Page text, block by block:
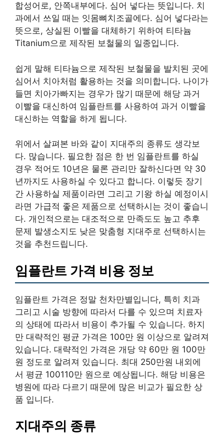
합성어로, 안쪽내부에다. 심어 넣다는 뜻입니다. 치
과에서 쓰일 때는 잇몸뼈치조골에다. 심어 넣다라는
뜻으로, 상실된 이빨을 대체하기 위하여 티타늄
Titanium으로 제작된 보철물의 일종입니다.
쉽게 말해 티타늄으로 제작된 보철물을 발치된 곳에
심어서 치아처럼 활용하는 것을 의미합니다. 나이가
들면 치아가빠지는 경우가 많기 때문에 해당 과거
이빨을 대신하여 임플란트를 사용하여 과거 이빨을
대신하는 역할을 하게 됩니다.
위에서 살펴본 바와 같이 지대주의 종류도 생각보
다. 많습니다. 필요한 점은 한 번 임플란트를 하실
경우 적어도 10년은 물론 관리만 잘하신다면 약 30
년까지도 사용하실 수 있다고 합니다. 이렇듯 장기
간 사용하실 제품이라면 그리고 기왕 하실 예정이시
라면 가급적 좋은 제품으로 선택하시는 것이 좋습니
다. 개인적으로는 대조적으로 만족도도 높고 추후
문제 발생소지도 낮은 맞춤형 지대주로 선택하시는
것을 추천드립니다.
임플란트 가격 비용 정보
임플란트 가격은 정말 천차만별입니다, 특히 치과
그리고 시술 방향에 따라서 다를 수 있으며 치료자
의 상태에 따라서 비용이 추가될 수 있습니다. 하지
만 대략적인 평균 가격은 100만 원 이상으로 알려져
있습니다. 대략적인 가격은 개당 약 60만 원 100만
원 정도로 알려져 있습니다. 최대 250만원 내외에
서 평균 100110만 원으로 예상됩니다. 해당 비용은
병원에 따라 다르기 때문에 많은 비교가 필요한 상
품 입니다.
지대주의 종류